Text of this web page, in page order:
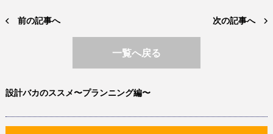
前の記事へ 次の記事へ
一覧へ戻る
設計バカのススメ〜プランニング編〜